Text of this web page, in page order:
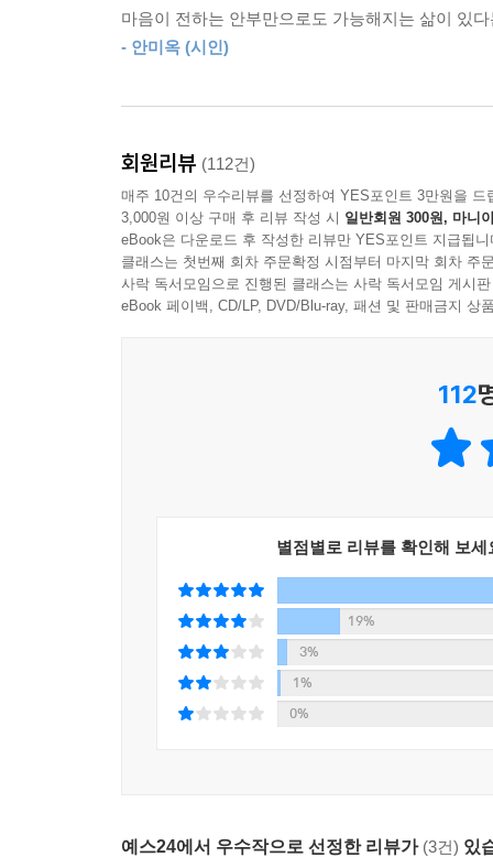
마리아 이모의 딸 ‘레나’, 선자 이모의 아들 ‘
비밀스러운 부탁을 해오면서 세 아이의 우정은
나는 도시를 조금씩 좋아하게 되었으며, 그곳이
언니가 떠오르면 죄책감이 느껴질 만큼의 행복
“언니, 사람의 마음엔 대체 무슨 힘이 있어서 결국
그러나 자신이 있을 곳을 드디어 마련했다는 따
시간이 흘러 어른이 된 해미는 여전히 유년의 비
대학 동창이면서 미묘한 연애 감정을 주고받기
우재로 인해 타인을 향한 해미의 감각이 다시금
이제, 거대한 슬픔을 감당하기에는 너무 여렸던
슬픔의 터널을 지나 쏟아지는 환한 빛처럼
긴 시차를 두고 도착한 애틋한 화해의 인사
『눈부신 안부』는 어린 시절 선자 이모의 첫사
온전히 받아들일 수 있게 된다.
마음이 전하는 안부만으로도 가능해지는 삶이 있
- 안미옥 (시인)
회원리뷰 (112건)
매주 10건의 우수리뷰를 선정하여 YES포인트 3만원을 드
3,000원 이상 구매 후 리뷰 작성 시 일반회원 300원, 마니
eBook은 다운로드 후 작성한 리뷰만 YES포인트 지급됩니
클래스는 첫번째 회차 주문확정 시점부터 마지막 회차 주
사락 독서모임으로 진행된 클래스는 사락 독서모임 게시
eBook 페이백, CD/LP, DVD/Blu-ray, 패션 및 판매금지 상
112
별점별로 리뷰를 확인해 보세
19%
3%
1%
0%
예스24에서 우수작으로 선정한 리뷰가 (3건) 있